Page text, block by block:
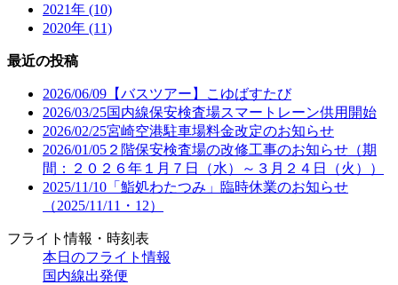
2021年 (10)
2020年 (11)
最近の投稿
2026/06/09 【バスツアー】こゆばすたび
2026/03/25国内線保安検査場スマートレーン供用開始
2026/02/25宮崎空港駐車場料金改定のお知らせ
2026/01/05 ２階保安検査場の改修工事のお知らせ（期
間：２０２６年１月７日（水）～３月２４日（火））
2025/11/10 「鮨処わたつみ」臨時休業のお知らせ
（2025/11/11・12）
フライト情報・時刻表
本日のフライト情報
国内線出発便